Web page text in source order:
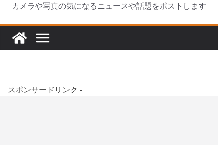
キ
カメラや写真の気になるニュースや話題をポストします
スポンサードリンク -